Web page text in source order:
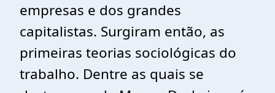
empresas e dos grandes
capitalistas. Surgiram então, as
primeiras teorias sociológicas do
trabalho. Dentre as quais se